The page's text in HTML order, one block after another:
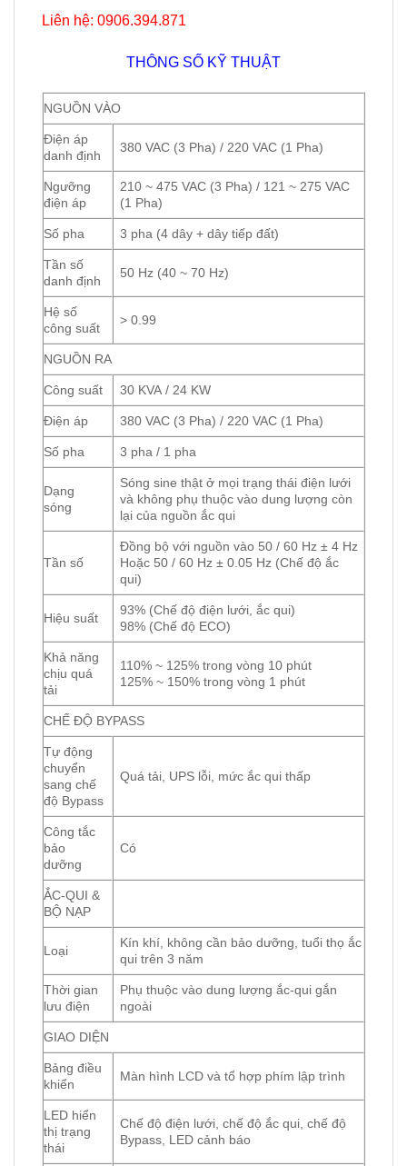
Liên hệ: 0906.394.871
THÔNG SỐ KỸ THUẬT
NGUỒN VÀO
Điện áp
danh định
380 VAC (3 Pha) /220 VAC (1 Pha)
Ngưỡng
điện áp
210 ~ 475 VAC (3 Pha) / 121 ~ 275 VAC
(1 Pha)
Số pha 3 pha (4 dây + dây tiếp đất)
Tần số
danh định
50 Hz (40 ~ 70 Hz)
Hệ số
công suất
> 0.99
NGUỒN RA
Công suất 30 KVA / 24 KW
Điện áp 380 VAC (3 Pha) /220 VAC (1 Pha)
Số pha 3 pha / 1 pha
Dạng
sóng
Sóng sine thật ở mọi trạng thái điện lưới
và không phụ thuộc vào dung lượng còn
lại của nguồn ắc qui
Tần số
Đồng bộ với nguồn vào 50 / 60 Hz ± 4 Hz
Hoặc 50 / 60 Hz ± 0.05 Hz (Chế độ ắc
qui)
Hiệu suất
93% (Chế độ điện lưới, ắc qui)
98% (Chế độ ECO)
Khả năng
chịu quá
tải
110% ~ 125% trong vòng 10 phút
125% ~ 150% trong vòng 1 phút
CHẾ ĐỘ BYPASS
Tự động
chuyển
sang chế
độ Bypass
Quá tải, UPS lỗi, mức ắc qui thấp
Công tắc
bảo
dưỡng
Có
ẮC-QUI &
BỘ NẠP
Loại
Kín khí, không cần bảo dưỡng, tuổi thọ ắc
qui trên 3 năm
Thời gian
lưu điện
Phụ thuộc vào dung lượng ắc-qui gắn
ngoài
GIAO DIỆN
Bảng điều
khiển
Màn hình LCD và tổ hợp phím lập trình
LED hiển
thị trạng
thái
Chế độ điện lưới, chế độ ắc qui, chế độ
Bypass, LED cảnh báo